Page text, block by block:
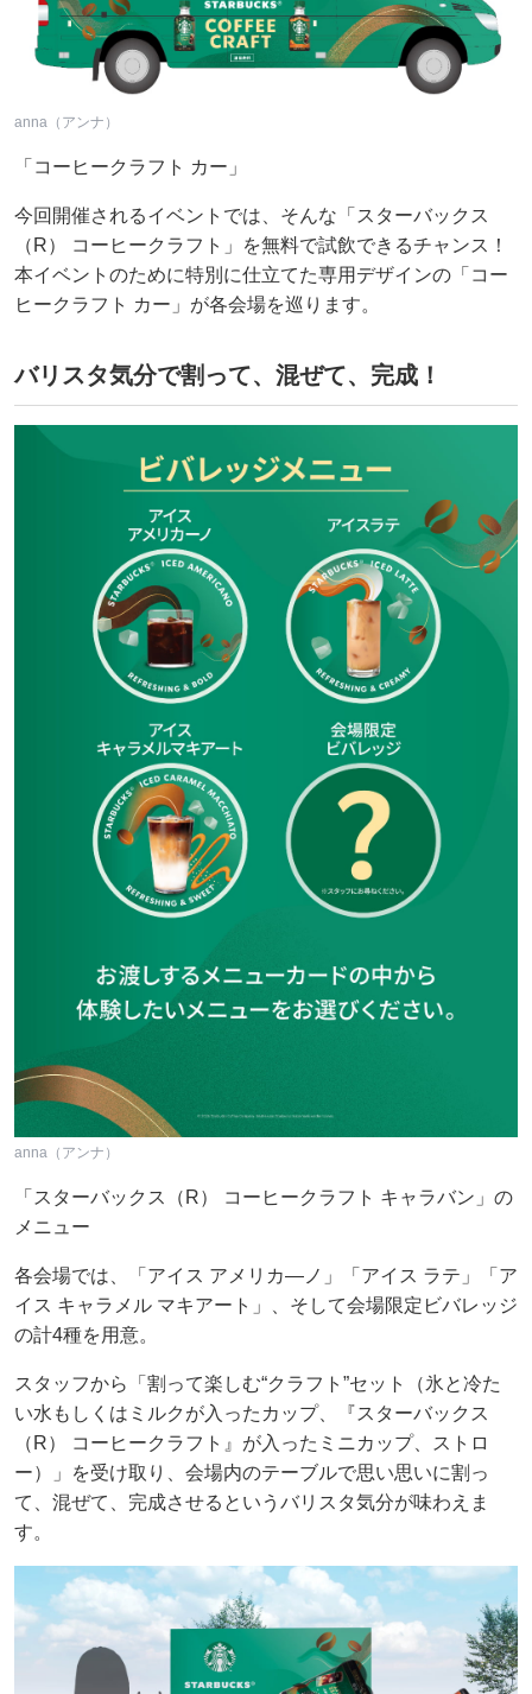
anna（アンナ）
「コーヒークラフト カー」
今回開催されるイベントでは、そんな「スターバックス
（R） コーヒークラフト」を無料で試飲できるチャンス！
本イベントのために特別に仕立てた専用デザインの「コー
ヒークラフト カー」が各会場を巡ります。
バリスタ気分で割って、混ぜて、完成！
anna（アンナ）
「スターバックス（R） コーヒークラフト キャラバン」の
メニュー
各会場では、「アイス アメリカ―ノ」「アイス ラテ」「ア
イス キャラメル マキアート」、そして会場限定ビバレッジ
の計4種を用意。
スタッフから「割って楽しむ“クラフト”セット（氷と冷た
い水もしくはミルクが入ったカップ、『スターバックス
（R） コーヒークラフト』が入ったミニカップ、ストロ
ー）」を受け取り、会場内のテーブルで思い思いに割っ
て、混ぜて、完成させるというバリスタ気分が味わえま
す。